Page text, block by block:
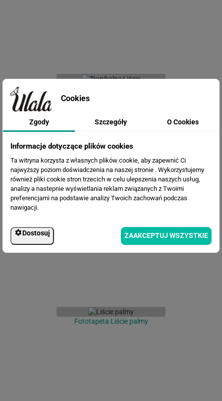
Fototapeta Liście palmy
Cookies
Zgody Szczegóły O Cookies
Informacje dotyczące plików cookies
Ta witryna korzysta z własnych plików cookie, aby zapewnić Ci
najwyższy poziom doświadczenia na naszej stronie . Wykorzystujemy
również pliki cookie stron trzecich w celu ulepszenia naszych usług,
analizy a nastepnie wyświetlania reklam związanych z Twoimi
preferencjami na podstawie analizy Twoich zachowań podczas
nawigacji.
Dostosuj ZAAKCEPTUJ WSZYSTKIE